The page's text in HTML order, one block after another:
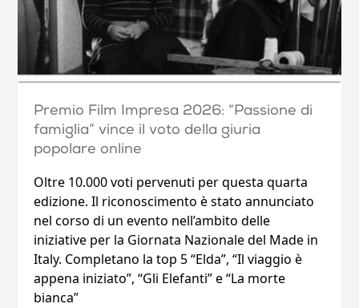
Premio Film Impresa 2026: “Passione di
famiglia” vince il voto della giuria
popolare online
Oltre 10.000 voti pervenuti per questa quarta
edizione. Il riconoscimento è stato annunciato
nel corso di un evento nell’ambito delle
iniziative per la Giornata Nazionale del Made in
Italy. Completano la top 5 “Elda”, “Il viaggio è
appena iniziato”, “Gli Elefanti” e “La morte
bianca”